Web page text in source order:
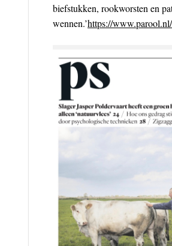
biefstukken, rookworsten en
wennen.’https://